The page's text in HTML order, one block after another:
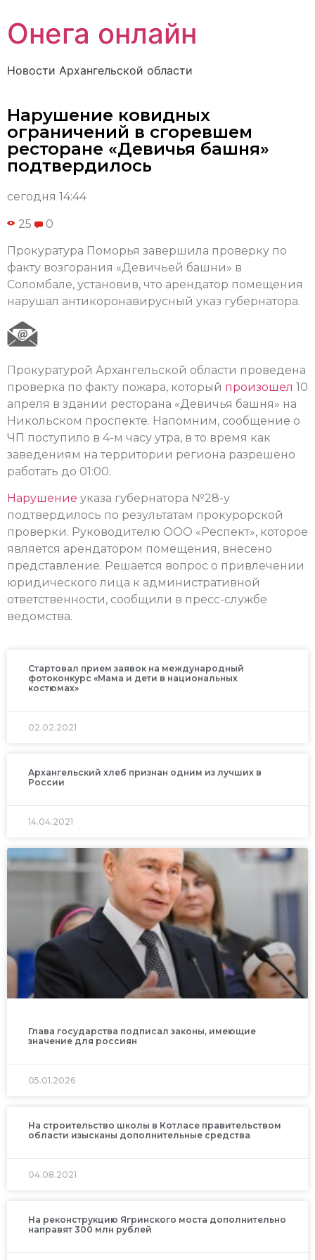
Онега онлайн
Новости Архангельской области
Нарушение ковидных
ограничений в сгоревшем
ресторане «Девичья башня»
подтвердилось
сегодня 14:44
25 0
Прокуратура Поморья завершила проверку по
факту возгорания «Девичьей башни» в
Соломбале, установив, что арендатор помещения
нарушал антикоронавирусный указ губернатора.
Прокуратурой Архангельской области проведена
проверка по факту пожара, который произошел 10
апреля в здании ресторана «Девичья башня» на
Никольском проспекте. Напомним, сообщение о
ЧП поступило в 4-м часу утра, в то время как
заведениям на территории региона разрешено
работать до 01:00.
Нарушение указа губернатора №28-у
подтвердилось по результатам прокурорской
проверки. Руководителю ООО «Респект», которое
является арендатором помещения, внесено
представление. Решается вопрос о привлечении
юридического лица к административной
ответственности, сообщили в пресс-службе
ведомства.
Стартовал прием заявок на международный
фотоконкурс «Мама и дети в национальных
костюмах»
02.02.2021
Архангельский хлеб признан одним из лучших в
России
14.04.2021
Глава государства подписал законы, имеющие
значение для россиян
05.01.2026
На строительство школы в Котласе правительством
области изысканы дополнительные средства
04.08.2021
На реконструкцию Ягринского моста дополнительно
направят 300 млн рублей